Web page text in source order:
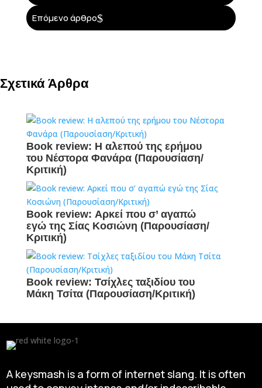
Επόμενο άρθρο$
Σχετικά Άρθρα
Book review: Η αλεπού της ερήμου
του Νέστορα Φανάρα (Παρουσίαση/
Κριτική)
Book review: Αρκεί που σ’ αγαπώ
εγώ της Σίας Κοσιώνη (Παρουσίαση/
Κριτική)
Book review: Τσίχλες ταξιδίου του
Μάκη Τσίτα (Παρουσίαση/Κριτική)
A keysmash is a form of internet slang. It is often